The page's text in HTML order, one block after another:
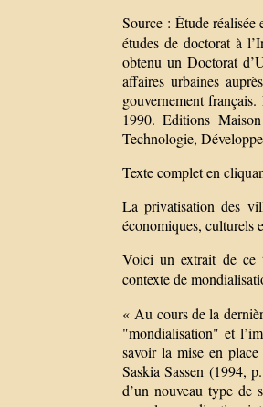
Source : Étude réalisée
études de doctorat à
obtenu un Doctorat
affaires urbaines
gouvernement
1990. Editions
Technologie,
Texte complet en
La privatisation des
économiques, culturels
Voici un extrait de ce
contexte de
« Au cours de la
"mondialisation" et
savoir la mise en
Saskia Sassen (1994,
d’un nouveau type de